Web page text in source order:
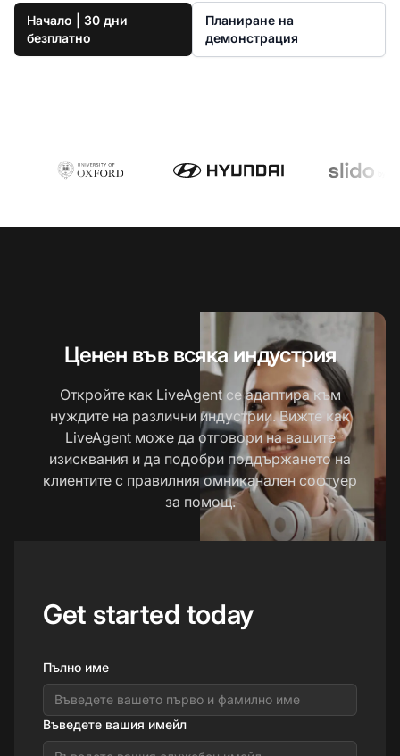
Начало | 30 дни
безплатно
Планиране на
демонстрация
Ценен във всяка индустрия
Откройте как LiveAgent се адаптира към
нуждите на различни индустрии. Вижте как
LiveAgent може да отговори на вашите
изисквания и да подобри поддържането на
клиентите с правилния омниканален софтуер
за помощ.
Get started today
Пълно име
Въведете вашия имейл